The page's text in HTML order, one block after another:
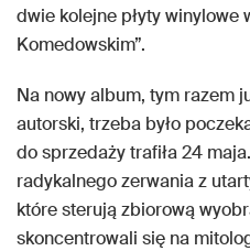
dwie kolejne płyty winylowe
Komedowskim”.
Na nowy album, tym razem
autorski, trzeba było
do sprzedaży trafiła 24
radykalnego zerwania z
które sterują zbiorową
skoncentrowali się na